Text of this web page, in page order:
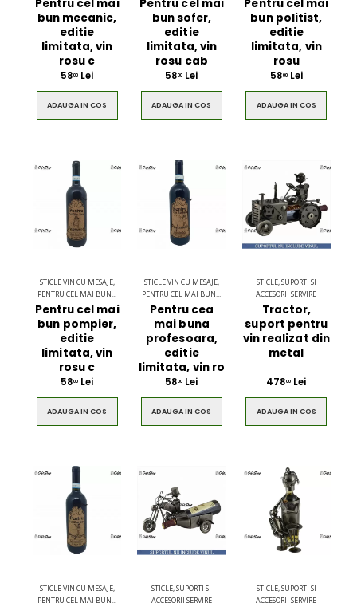
Pentru cel mai
bun mecanic,
editie
limitata, vin
rosu c
5800 Lei
ADAUGA IN COS
Pentru cel mai
bun sofer,
editie
limitata, vin
rosu cab
5800 Lei
ADAUGA IN COS
Pentru cel mai
bun politist,
editie
limitata, vin
rosu
5800Lei
ADAUGA IN COS
STICLE VIN CU MESAJE,
PENTRU CEL MAI BUN...
Pentru cel mai
bun pompier,
editie
limitata, vin
rosu c
5800 Lei
ADAUGA IN COS
STICLE VIN CU MESAJE,
PENTRU CEL MAI BUN...
Pentru cea
mai buna
profesoara,
editie
limitata, vin ro
5800 Lei
ADAUGA IN COS
STICLE, SUPORTI SI
ACCESORII SERVIRE
Tractor,
suport pentru
vin realizat din
metal
47800 Lei
ADAUGA IN COS
STICLE VIN CU MESAJE,
PENTRU CEL MAI BUN...
STICLE, SUPORTI SI
ACCESORII SERVIRE
STICLE, SUPORTI SI
ACCESORII SERVIRE